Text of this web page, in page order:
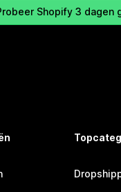
Shopify 3 dagen